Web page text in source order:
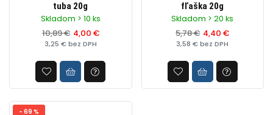
tuba 20g
Skladom > 10 ks
10,89 € 4,00 €
3,25 € bez DPH
fľaška 20g
Skladom > 20 ks
5,78 € 4,40 €
3,58 € bez DPH
- 69 %